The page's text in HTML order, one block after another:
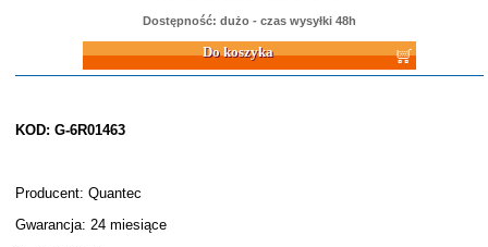
Dostępność: dużo - czas wysyłki 48h
Do koszyka
KOD: G-6R01463
Producent: Quantec
Gwarancja: 24 miesiące